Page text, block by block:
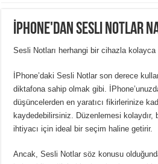
İPhone'dan Sesli Notlar
Sesli Notları herhangi bir cihazla
İPhone’daki Sesli Notlar son derece
diktafona sahip olmak gibi.
düşüncelerden en yaratıcı fikirlerinize
kaydedebilirsiniz. Düzenlemesi kolaydır,
ihtiyacı için ideal bir seçim haline getirir.
Ancak, Sesli Notlar söz konusu